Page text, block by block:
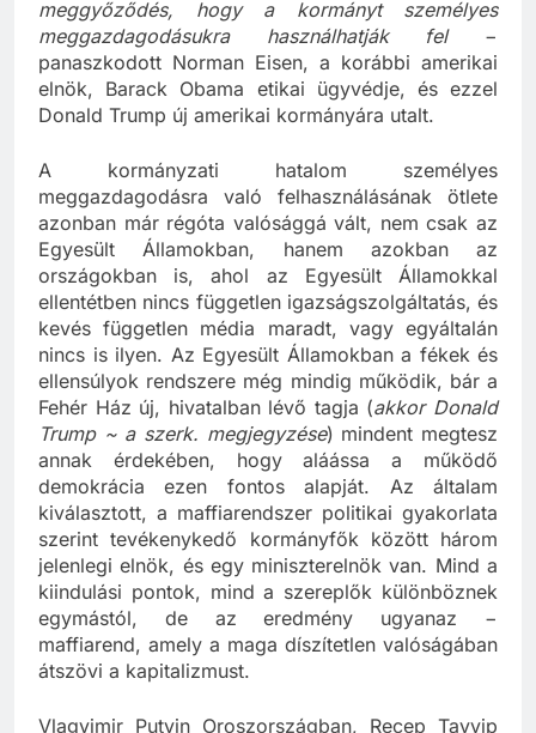
meggyőződés, hogy a kormányt személyes
meggazdagodásukra használhatják fel−
panaszkodott Norman Eisen, a korábbi amerikai
elnök, Barack Obama etikai ügyvédje, és ezzel
A kormányzati hatalom személyes
meggazdagodásra való felhasználásának ötlete
azonban már régóta valósággá vált, nem csak az
Egyesült Államokban, hanem azokban az
országokban is, ahol az Egyesült Államokkal
ellentétben nincs független igazságszolgáltatás, és
kevés független média maradt, vagy egyáltalán
nincs is ilyen. Az Egyesült Államokban a fékek és
ellensúlyok rendszere még mindig működik, bár a
Fehér Ház új, hivatalban lévő tagja (akkor Donald
Trump ~ a szerk. megjegyzése) mindent megtesz
annak érdekében, hogy aláássa a működő
demokrácia ezen fontos alapját. Az általam
kiválasztott, a maffiarendszer politikai gyakorlata
szerint tevékenykedő kormányfők között három
jelenlegi elnök, és egy miniszterelnök van. Mind a
kiindulási pontok, mind a szereplők különböznek
egymástól, de az eredmény ugyanaz −
maffiarend, amely a maga díszítetlen valóságában